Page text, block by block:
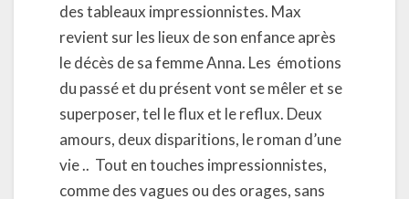
des tableaux impressionnistes. Max
revient sur les lieux de son enfance après
le décès de sa femme Anna. Les émotions
du passé et du présent vont se mêler et se
superposer, tel le flux et le reflux. Deux
amours, deux disparitions, le roman d’une
vie .. Tout en touches impressionnistes,
comme des vagues ou des orages, sans